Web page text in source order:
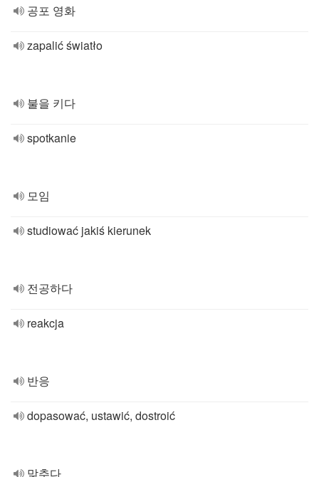
공포 영화
zapalić światło
불을 키다
spotkanie
모임
studiować jakiś kierunek
전공하다
reakcja
반응
dopasować, ustawić, dostroić
맞추다